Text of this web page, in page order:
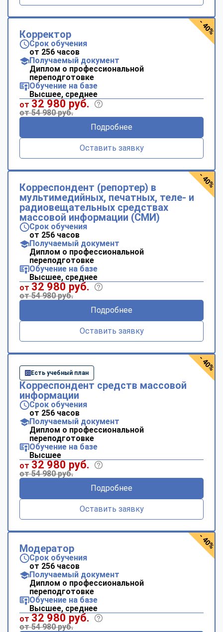
Корректор
Срок обучения
от 256 часов
Получаемый документ
Диплом о профессиональной
переподготовке
Обучение на базе
Высшее, среднее
от 32 980 руб.
от 54 980 руб.
Подробнее
Оставить заявку
- 40%
Корреспондент (репортер) в
мультимедийных, печатных, теле- и
радиовещательных средствах
массовой информации (СМИ)
Срок обучения
от 256 часов
Получаемый документ
Диплом о профессиональной
переподготовке
Обучение на базе
Высшее, среднее
от 32 980 руб.
от 54 980 руб.
Подробнее
Оставить заявку
- 40%
Есть учебный план
Корреспондент средств массовой
информации
Срок обучения
от 256 часов
Получаемый документ
Диплом о профессиональной
переподготовке
Обучение на базе
Высшее
от 32 980 руб.
от 54 980 руб.
Подробнее
Оставить заявку
- 40%
Модератор
Срок обучения
от 256 часов
Получаемый документ
Диплом о профессиональной
переподготовке
Обучение на базе
Высшее, среднее
от 32 980 руб.
от 54 980 руб.
- 40%